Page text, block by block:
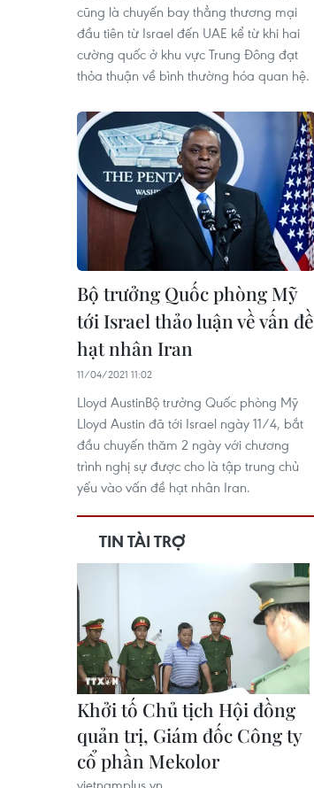
cũng là chuyến bay thẳng thương mại
đầu tiên từ Israel đến UAE kể từ khi hai
cường quốc ở khu vực Trung Đông đạt
thỏa thuận về bình thường hóa quan hệ.
Bộ trưởng Quốc phòng Mỹ
tới Israel thảo luận về vấn đề
hạt nhân Iran
11/04/2021 11:02
Lloyd AustinBộ trưởng Quốc phòng Mỹ
Lloyd Austin đã tới Israel ngày 11/4, bắt
đầu chuyến thăm 2 ngày với chương
trình nghị sự được cho là tập trung chủ
yếu vào vấn đề hạt nhân Iran.